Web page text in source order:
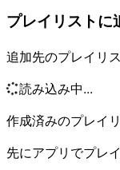
プレイリストに
追加先のプレイリ
読み込み中...
作成済みのプレイ
先にアプリでプレ